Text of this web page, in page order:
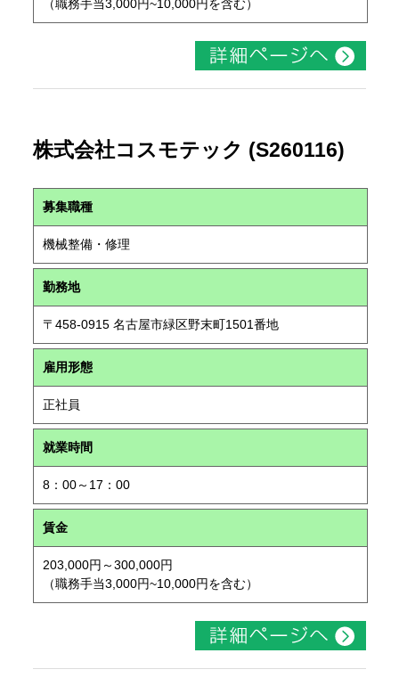
（職務手当3,000円~10,000円を含む）
株式会社コスモテック (S260116)
募集職種
機械整備・修理
勤務地
〒458-0915 名古屋市緑区野末町1501番地
雇用形態
正社員
就業時間
8：00～17：00
賃金
203,000円～300,000円
（職務手当3,000円~10,000円を含む）